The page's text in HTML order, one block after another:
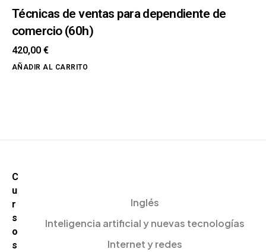
Técnicas de ventas para dependiente de
comercio (60h)
420,00 €
AÑADIR AL CARRITO
C
u
r
s
o
s
Inglés
Inteligencia artificial y nuevas tecnologías
Internet y redes